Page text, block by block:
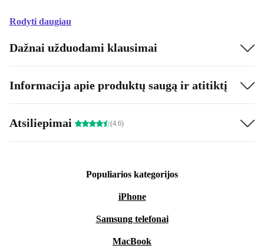
Rodyti daugiau
Dažnai užduodami klausimai
Informacija apie produktų saugą ir atitiktį
Atsiliepimai (4.6)
Populiarios kategorijos
iPhone
Samsung telefonai
MacBook